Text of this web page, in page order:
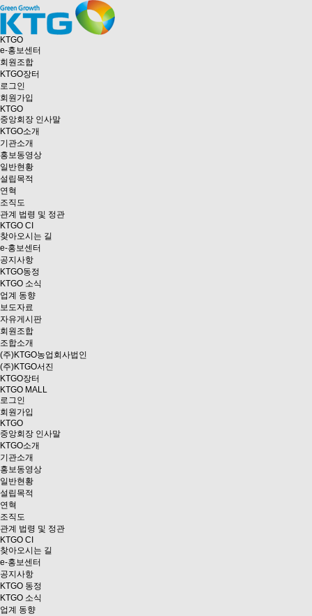
KTGO
e-홍보센터
회원조합
KTGO장터
로그인
회원가입
KTGO
중앙회장 인사말
KTGO소개
기관소개
홍보동영상
일반현황
설립목적
연혁
조직도
관계 법령 및 정관
KTGO CI
찾아오시는 길
e-홍보센터
공지사항
KTGO동정
KTGO 소식
업계 동향
보도자료
자유게시판
회원조합
조합소개
(주)KTGO농업회사법인
(주)KTGO서진
KTGO장터
KTGO MALL
로그인
회원가입
KTGO
중앙회장 인사말
KTGO소개
기관소개
홍보동영상
일반현황
설립목적
연혁
조직도
관계 법령 및 정관
KTGO CI
찾아오시는 길
e-홍보센터
공지사항
KTGO 동정
KTGO 소식
업계 동향